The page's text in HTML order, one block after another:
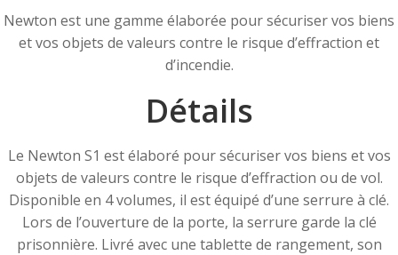
Newton est une gamme élaborée pour sécuriser vos biens
et vos objets de valeurs contre le risque d’effraction et
d’incendie.
Détails
Le Newton S1 est élaboré pour sécuriser vos biens et vos
objets de valeurs contre le risque d’effraction ou de vol.
Disponible en 4 volumes, il est équipé d’une serrure à clé.
Lors de l’ouverture de la porte, la serrure garde la clé
prisonnière. Livré avec une tablette de rangement, son